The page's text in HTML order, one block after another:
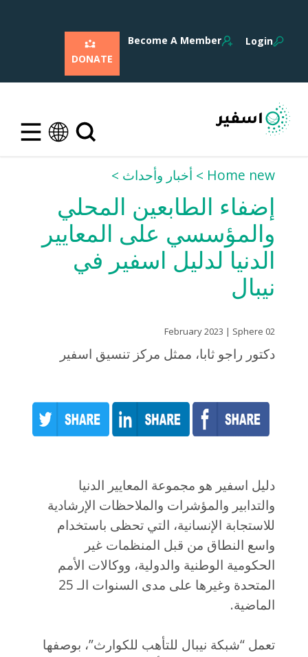
Login
Become A Member
DONATE
Home new أخبار وأحداث
إضفاء الطابعين المحلي
والمؤسسي على المعايير
الدنيا لدليل اسفير في
نيبال
02 February 2023 | Sphere
دكتور راجو ثابا، ممثل مركز تنسيق اسفير
دليل اسفير هو مجموعة المعايير الدنيا
والتدابير والمؤشرات والملاحظات الإرشادية
للاستجابة الإنسانية، التي تحظى باستخدام
واسع النطاق من قبل المنظمات غير
الحكومية الوطنية والدولية، ووكالات الأمم
المتحدة وغيرها على مدى السنوات الـ 25
الماضية.
تعمل “شبكة نيبال للتأهب للكوارث”، بوصفها